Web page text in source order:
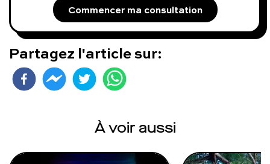
Commencer ma consultation
Partagez l'article sur:
À voir aussi